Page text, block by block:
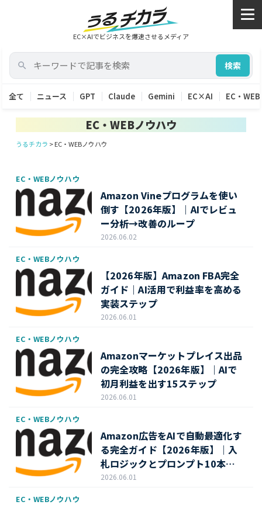
EC×AIでビジネスを爆速させるメディア
検索
全て ニュース GPT Claude Gemini EC×AI EC・WEB
EC・WEBノウハウ
うるチカラ >EC・WEBノウハウ
EC・WEBノウハウ
2026.06.02
Amazon Vineプログラムを使い
倒す【2026年版】｜AIでレビュ
ー分析→改善のループ
EC・WEBノウハウ
2026.06.01
【2026年版】Amazon FBA完全
ガイド｜AI活用で利益率を高める
実装ステップ
EC・WEBノウハウ
2026.06.01
Amazonマーケットプレイス出品
の完全攻略【2026年版】｜AIで
初月利益を出す15ステップ
EC・WEBノウハウ
2026.06.01
Amazon広告をAIで自動最適化す
る完全ガイド【2026年版】｜入
札ロジックとプロンプト10本付
き
EC・WEBノウハウ